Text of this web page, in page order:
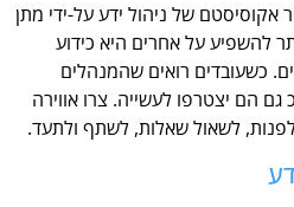
אקוסיסטם של ניהול ידע על-ידי מתן
להשפיע על אחרים היא כידוע
כשעובדים רואים שהמנהלים
הם יצטרפו לעשייה. צרו אווירה
לשאול שאלות, לשתף ולתעד.